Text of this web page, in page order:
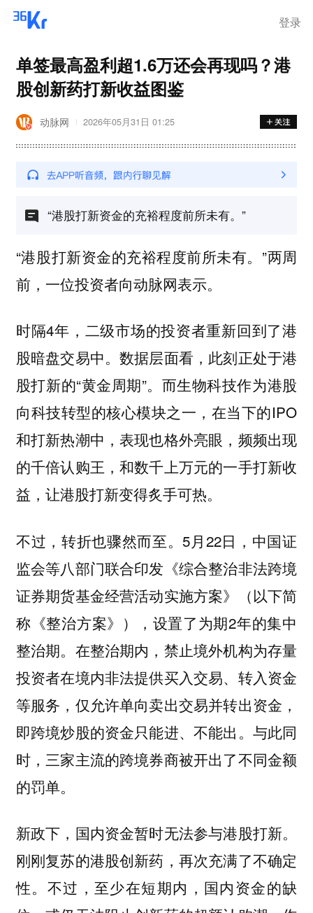
登录
单签最高盈利超1.6万还会再现吗？港
股创新药打新收益图鉴
动脉网 2026年05月31日 01:25
“港股打新资金的充裕程度前所未有。”
“港股打新资金的充裕程度前所未有。”两周
前，一位投资者向动脉网表示。
时隔4年，二级市场的投资者重新回到了港
股暗盘交易中。数据层面看，此刻正处于港
股打新的“黄金周期”。而生物科技作为港股
向科技转型的核心模块之一，在当下的IPO
和打新热潮中，表现也格外亮眼，频频出现
的千倍认购王，和数千上万元的一手打新收
益，让港股打新变得炙手可热。
不过，转折也骤然而至。5月22日，中国证
监会等八部门联合印发《综合整治非法跨境
证券期货基金经营活动实施方案》（以下简
称《整治方案》），设置了为期2年的集中
整治期。在整治期内，禁止境外机构为存量
投资者在境内非法提供买入交易、转入资金
等服务，仅允许单向卖出交易并转出资金，
即跨境炒股的资金只能进、不能出。与此同
时，三家主流的跨境券商被开出了不同金额
的罚单。
新政下，国内资金暂时无法参与港股打新。
刚刚复苏的港股创新药，再次充满了不确定
性。不过，至少在短期内，国内资金的缺